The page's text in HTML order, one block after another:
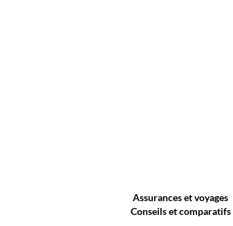
Assurances et voyages
Conseils et comparatifs